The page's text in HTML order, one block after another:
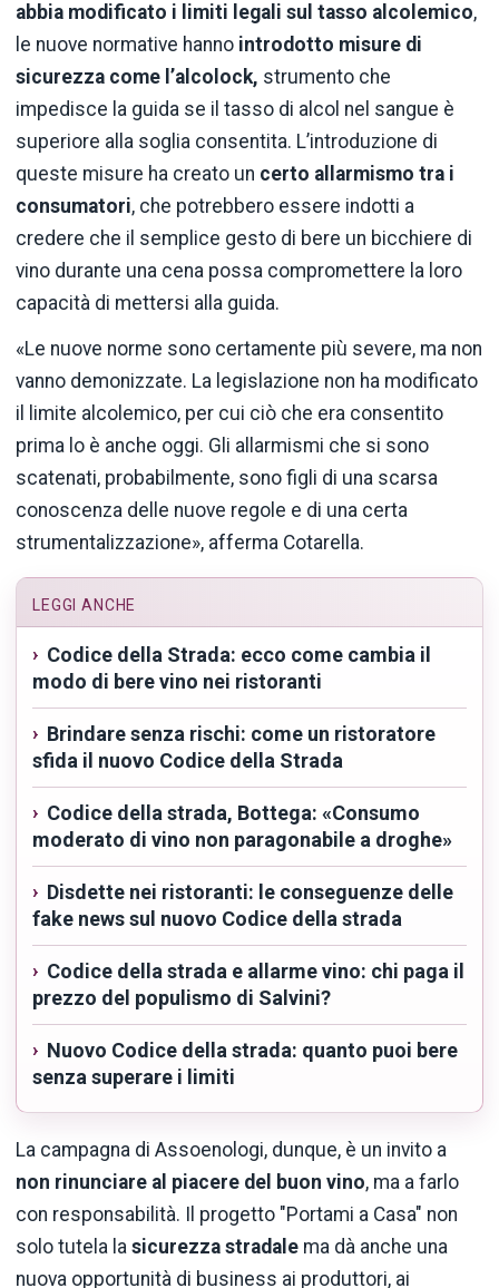
abbia modificato i limiti legali sul tasso alcolemico,
le nuove normative hanno introdotto misure di
sicurezza come l’alcolock, strumento che
impedisce la guida se il tasso di alcol nel sangue è
superiore alla soglia consentita. L’introduzione di
queste misure ha creato un certo allarmismo tra i
consumatori, che potrebbero essere indotti a
credere che il semplice gesto di bere un bicchiere di
vino durante una cena possa compromettere la loro
capacità di mettersi alla guida.
«Le nuove norme sono certamente più severe, ma non
vanno demonizzate. La legislazione non ha modificato
il limite alcolemico, per cui ciò che era consentito
prima lo è anche oggi. Gli allarmismi che si sono
scatenati, probabilmente, sono figli di una scarsa
conoscenza delle nuove regole e di una certa
strumentalizzazione», afferma Cotarella.
LEGGI ANCHE
Codice della Strada: ecco come cambia il
modo di bere vino nei ristoranti
Brindare senza rischi: come un ristoratore
sfida il nuovo Codice della Strada
Codice della strada, Bottega: «Consumo
moderato di vino non paragonabile a droghe»
Disdette nei ristoranti: le conseguenze delle
fake news sul nuovo Codice della strada
Codice della strada e allarme vino: chi paga il
prezzo del populismo di Salvini?
Nuovo Codice della strada: quanto puoi bere
senza superare i limiti
La campagna di Assoenologi, dunque, è un invito a
non rinunciare al piacere del buon vino, ma a farlo
con responsabilità. Il progetto "Portami a Casa" non
solo tutela la sicurezza stradale ma dà anche una
nuova opportunità di business ai produttori, ai